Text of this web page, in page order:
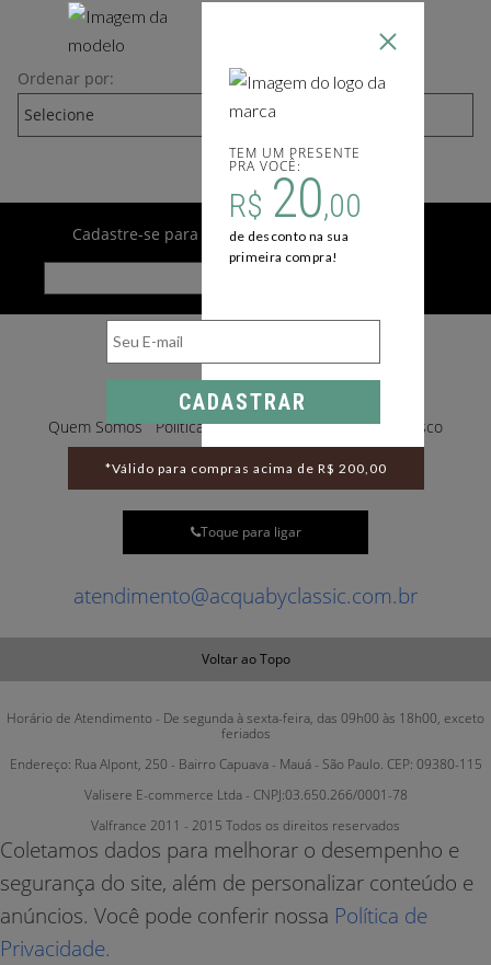
TEM UM PRESENTE
PRA VOCÊ:
R$ 20,00
de desconto na sua
primeira compra!
CADASTRAR
*Válido para compras acima de R$ 200,00
Ordenar por:
Cadastre-se para receber novidades por e-mail
Quem Somos Política de Privacidade Trabalhe Conosco
Meus Pedidos
Toque para ligar
atendimento@acquabyclassic.com.br
Voltar ao Topo
Horário de Atendimento - De segunda à sexta-feira, das 09h00 às 18h00, exceto
feriados
Endereço: Rua Alpont, 250 - Bairro Capuava - Mauá - São Paulo. CEP: 09380-115
Valisere E-commerce Ltda - CNPJ:03.650.266/0001-78
Valfrance 2011 - 2015 Todos os direitos reservados
Coletamos dados para melhorar o desempenho e
segurança do site, além de personalizar conteúdo e
anúncios. Você pode conferir nossa Política de
Privacidade.